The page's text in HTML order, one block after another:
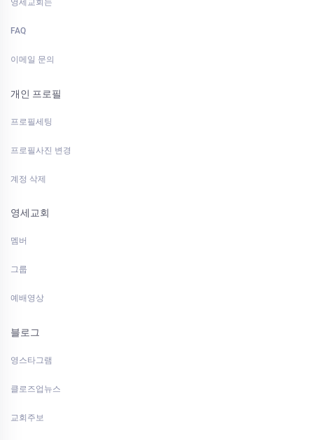
영세교회는
FAQ
이메일 문의
개인 프로필
프로필세팅
프로필사진 변경
계정 삭제
영세교회
멤버
그룹
예배영상
블로그
영스타그램
클로즈업뉴스
교회주보